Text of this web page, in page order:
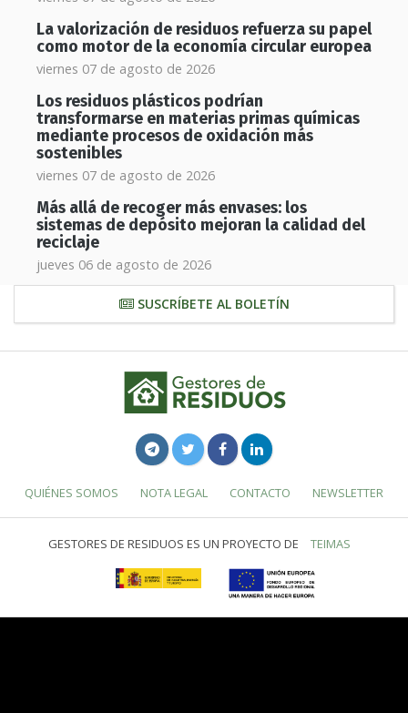
La valorización de residuos refuerza su papel
como motor de la economía circular europea
viernes 07 de agosto de 2026
Los residuos plásticos podrían
transformarse en materias primas químicas
mediante procesos de oxidación más
sostenibles
viernes 07 de agosto de 2026
Más allá de recoger más envases: los
sistemas de depósito mejoran la calidad del
reciclaje
jueves 06 de agosto de 2026
SUSCRÍBETE AL BOLETÍN
QUIÉNES SOMOS NOTA LEGAL CONTACTO NEWSLETTER
GESTORES DE RESIDUOS ES UN PROYECTO DE TEIMAS